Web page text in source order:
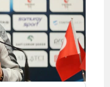
Elazığ
Erzincan
Erzurum